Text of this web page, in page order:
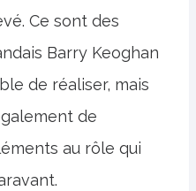
Ce sont des
Barry Keoghan
de réaliser, mais
de
au rôle qui